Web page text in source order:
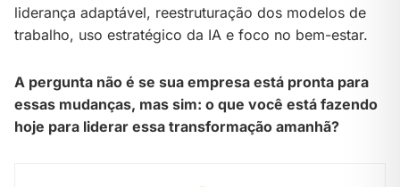
liderança adaptável, reestruturação dos modelos de
trabalho, uso estratégico da IA e foco no bem-estar.
A pergunta não é se sua empresa está pronta para
essas mudanças, mas sim: o que você está fazendo
hoje para liderar essa transformação amanhã?